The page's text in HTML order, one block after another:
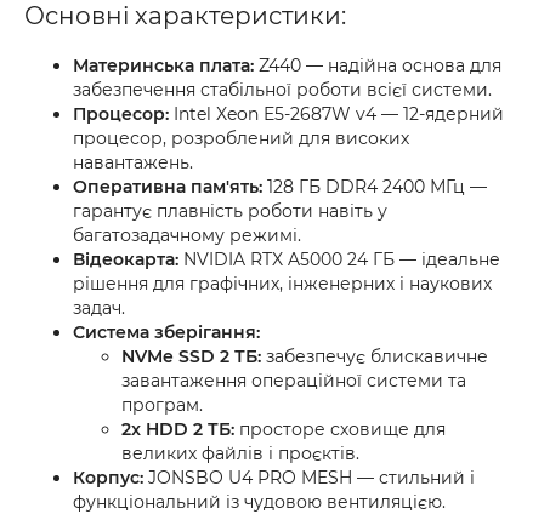
Основні характеристики:
Материнська плата: Z440 — надійна основа для
забезпечення стабільної роботи всієї системи.
Процесор: Intel Xeon E5-2687W v4 — 12-ядерний
процесор, розроблений для високих
навантажень.
Оперативна пам'ять: 128 ГБ DDR4 2400 МГц —
гарантує плавність роботи навіть у
багатозадачному режимі.
Відеокарта: NVIDIA RTX A5000 24 ГБ — ідеальне
рішення для графічних, інженерних і наукових
задач.
Система зберігання:
NVMe SSD 2 ТБ: забезпечує блискавичне
завантаження операційної системи та
програм.
2x HDD 2 ТБ: просторе сховище для
великих файлів і проєктів.
Корпус: JONSBO U4 PRO MESH — стильний і
функціональний із чудовою вентиляцією.